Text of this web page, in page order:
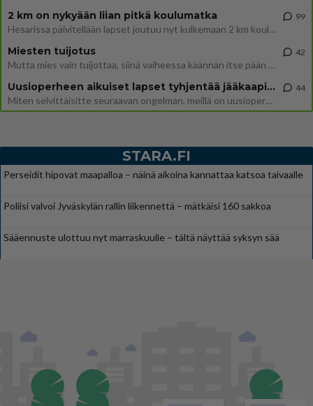
2 km on nykyään liian pitkä koulumatka
Hesarissa päivitellään lapset joutuu nyt kulkemaan 2 km kouluun jösses. Ruostefillarilla tuo matka menee vaikka miten äk
99
Miesten tuijotus
Mutta mies vain tuijottaa, siinä vaiheessa käännän itse pään pois. Mikä juttu? Yleensä jos joku tuijottaa tai katsoo, hä
42
Uusioperheen aikuiset lapset tyhjentää jääkaapin käydessään
Miten selvittäisitte seuraavan ongelman, meillä on uusioperhe, minulla teini-ikäiset lapset ja puolisolla aikuiset, jotk
44
STARA.FI
Perseidit hipovat maapalloa – näinä aikoina kannattaa katsoa taivaalle
Poliisi valvoi Jyväskylän rallin liikennettä – mätkäisi 160 sakkoa
Sääennuste ulottuu nyt marraskuulle – tältä näyttää syksyn sää